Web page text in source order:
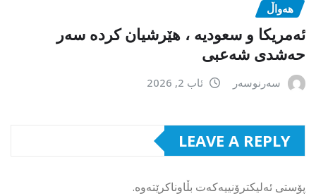
هەواڵ
ئەمریکا و سعودیە ، هێرشیان کردە سەر
حەشدی شەعبی
سەرنوسەر ئاب 2, 2026
LEAVE A REPLY
پۆستی ئەلیکترۆنییەکەت بڵاوناکرێتەوە.